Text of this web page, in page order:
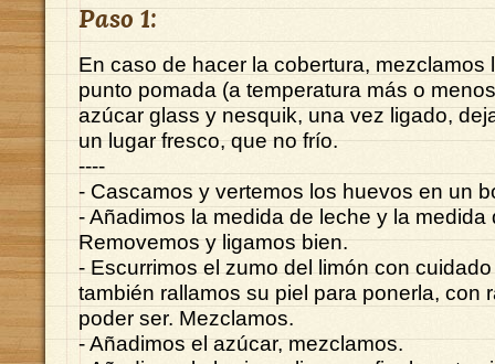
Paso 1:
En caso de hacer la cobertura, mezclamos
punto pomada (a temperatura más o
azúcar glass y nesquik, una vez ligado,
un lugar fresco, que no frío.
----
- Cascamos y vertemos los huevos en un
- Añadimos la medida de leche y la medida
Removemos y ligamos bien.
- Escurrimos el zumo del limón con
también rallamos su piel para ponerla, con
poder ser. Mezclamos.
- Añadimos el azúcar, mezclamos.